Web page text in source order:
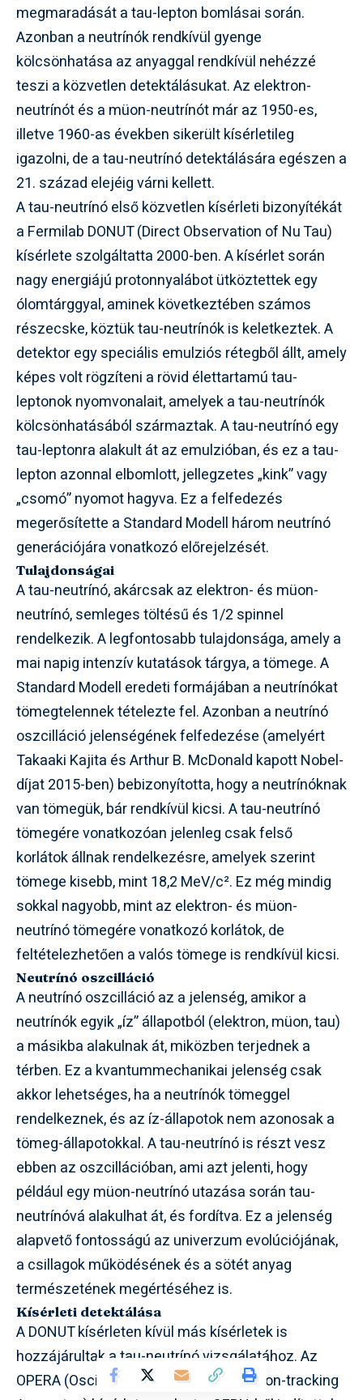
megmaradását a tau-lepton bomlásai során.
Azonban a neutrínók rendkívül gyenge
kölcsönhatása az anyaggal rendkívül nehézzé
teszi a közvetlen detektálásukat. Az elektron-
neutrínót és a müon-neutrínót már az 1950-es,
illetve 1960-as években sikerült kísérletileg
igazolni, de a tau-neutrínó detektálására egészen a
21. század elejéig várni kellett.
A tau-neutrínó első közvetlen kísérleti bizonyítékát
a Fermilab DONUT (Direct Observation of Nu Tau)
kísérlete szolgáltatta 2000-ben. A kísérlet során
nagy energiájú protonnyalábot ütköztettek egy
ólomtárggyal, aminek következtében számos
részecske, köztük tau-neutrínók is keletkeztek. A
detektor egy speciális emulziós rétegből állt, amely
képes volt rögzíteni a rövid élettartamú tau-
leptonok nyomvonalait, amelyek a tau-neutrínók
kölcsönhatásából származtak. A tau-neutrínó egy
tau-leptonra alakult át az emulzióban, és ez a tau-
lepton azonnal elbomlott, jellegzetes „kink” vagy
„csomó” nyomot hagyva. Ez a felfedezés
megerősítette a Standard Modell három neutrínó
generációjára vonatkozó előrejelzését.
Tulajdonságai
A tau-neutrínó, akárcsak az elektron- és müon-
neutrínó, semleges töltésű és 1/2 spinnel
rendelkezik. A legfontosabb tulajdonsága, amely a
mai napig intenzív kutatások tárgya, a tömege. A
Standard Modell eredeti formájában a neutrínókat
tömegtelennek tételezte fel. Azonban a neutrínó
oszcilláció jelenségének felfedezése (amelyért
Takaaki Kajita és Arthur B. McDonald kapott Nobel-
díjat 2015-ben) bebizonyította, hogy a neutrínóknak
van tömegük, bár rendkívül kicsi. A tau-neutrínó
tömegére vonatkozóan jelenleg csak felső
korlátok állnak rendelkezésre, amelyek szerint
tömege kisebb, mint 18,2 MeV/c². Ez még mindig
sokkal nagyobb, mint az elektron- és müon-
neutrínó tömegére vonatkozó korlátok, de
feltételezhetően a valós tömege is rendkívül kicsi.
Neutrínó oszcilláció
A neutrínó oszcilláció az a jelenség, amikor a
neutrínók egyik „íz” állapotból (elektron, müon, tau)
a másikba alakulnak át, miközben terjednek a
térben. Ez a kvantummechanikai jelenség csak
akkor lehetséges, ha a neutrínók tömeggel
rendelkeznek, és az íz-állapotok nem azonosak a
tömeg-állapotokkal. A tau-neutrínó is részt vesz
ebben az oszcillációban, ami azt jelenti, hogy
például egy müon-neutrínó utazása során tau-
neutrínóvá alakulhat át, és fordítva. Ez a jelenség
alapvető fontosságú az univerzum evolúciójának,
a csillagok működésének és a sötét anyag
természetének megértéséhez is.
Kísérleti detektálása
A DONUT kísérleten kívül más kísérletek is
hozzájárultak a tau-neutrínó vizsgálatához. Az
OPERA (Oscillation Project with Emulsion-tracking